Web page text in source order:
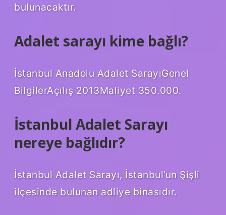
bulunacaktır.
Adalet sarayı kime bağlı?
İstanbul Anadolu Adalet SarayıGenel
BilgilerAçılış 2013Maliyet 350.000.
İstanbul Adalet Sarayı
nereye bağlıdır?
İstanbul Adalet Sarayı, İstanbul’un Şişli
ilçesinde bulunan adliye binasıdır.